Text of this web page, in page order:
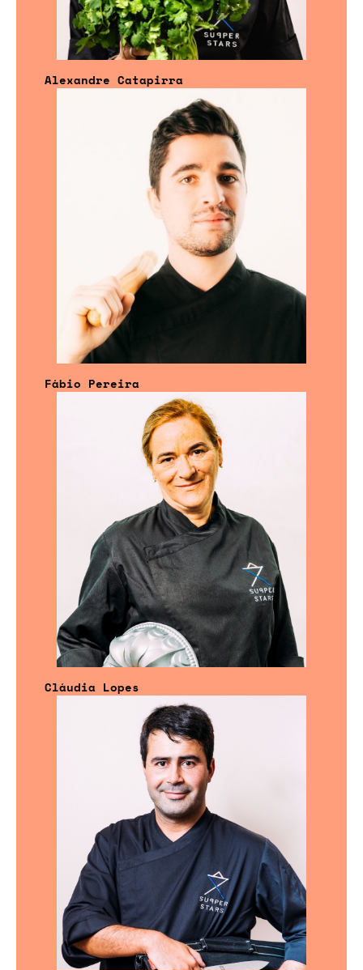
Alexandre Catapirra
Fábio Pereira
Cláudia Lopes